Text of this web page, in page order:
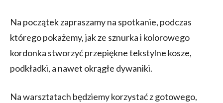
Na początek zapraszamy na spotkanie, podczas
którego pokażemy, jak ze sznurka i kolorowego
kordonka stworzyć przepiękne tekstylne kosze,
podkładki, a nawet okrągłe dywaniki.
Na warsztatach będziemy korzystać z gotowego,